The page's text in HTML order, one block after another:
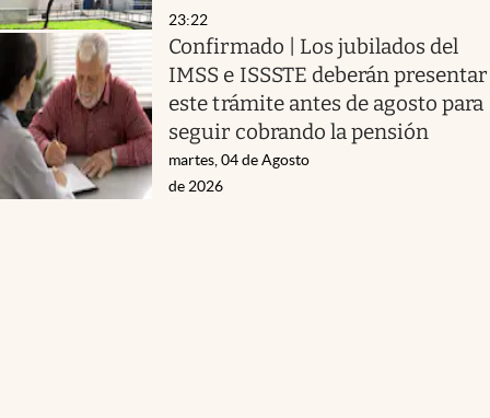
23:22
Confirmado | Los jubilados del
IMSS e ISSSTE deberán presentar
este trámite antes de agosto para
seguir cobrando la pensión
martes, 04 de Agosto
de 2026